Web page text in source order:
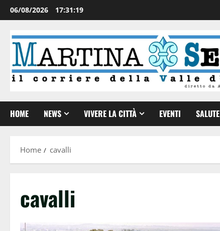
06/08/2026 17:31:19
HOME NEWS VIVERE LA CITTÀ EVENTI SALUTE
Home cavalli
cavalli